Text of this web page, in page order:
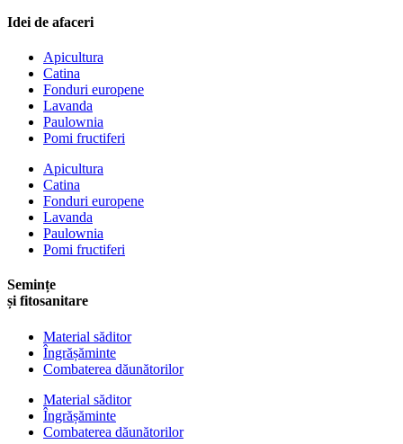
Idei de afaceri
Apicultura
Catina
Fonduri europene
Lavanda
Paulownia
Pomi fructiferi
Apicultura
Catina
Fonduri europene
Lavanda
Paulownia
Pomi fructiferi
Semințe
și fitosanitare
Material săditor
Îngrășăminte
Combaterea dăunătorilor
Material săditor
Îngrășăminte
Combaterea dăunătorilor